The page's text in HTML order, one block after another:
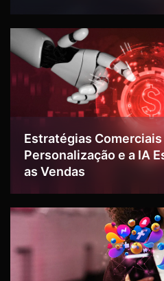
Estratégias
Personalização e a IA
as Vendas